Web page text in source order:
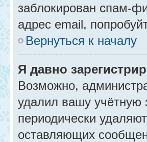
заблокирован спам-
адрес email,
Вернуться к началу
Я давно
Возможно,
удалил вашу учётную
периодически
оставляющих